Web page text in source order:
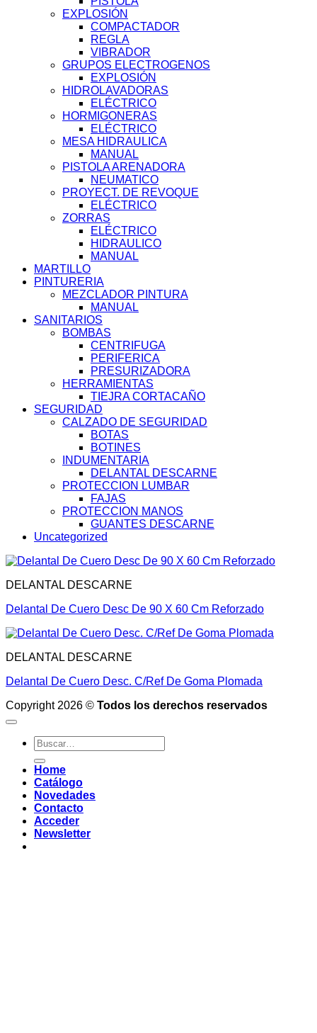
EXPLOSIÓN
COMPACTADOR
REGLA
VIBRADOR
GRUPOS ELECTROGENOS
EXPLOSIÓN
HIDROLAVADORAS
ELÉCTRICO
HORMIGONERAS
ELÉCTRICO
MESA HIDRAULICA
MANUAL
PISTOLA ARENADORA
NEUMATICO
PROYECT. DE REVOQUE
ELÉCTRICO
ZORRAS
ELÉCTRICO
HIDRAULICO
MANUAL
MARTILLO
PINTURERIA
MEZCLADOR PINTURA
MANUAL
SANITARIOS
BOMBAS
CENTRIFUGA
PERIFERICA
PRESURIZADORA
HERRAMIENTAS
TIEJRA CORTACAÑO
SEGURIDAD
CALZADO DE SEGURIDAD
BOTAS
BOTINES
INDUMENTARIA
DELANTAL DESCARNE
PROTECCION LUMBAR
FAJAS
PROTECCION MANOS
GUANTES DESCARNE
Uncategorized
DELANTAL DESCARNE
Delantal De Cuero Desc De 90 X 60 Cm Reforzado
DELANTAL DESCARNE
Delantal De Cuero Desc. C/Ref De Goma Plomada
Copyright 2026 © Todos los derechos reservados
Buscar
por:
Home
Catálogo
Novedades
Contacto
Acceder
Newsletter